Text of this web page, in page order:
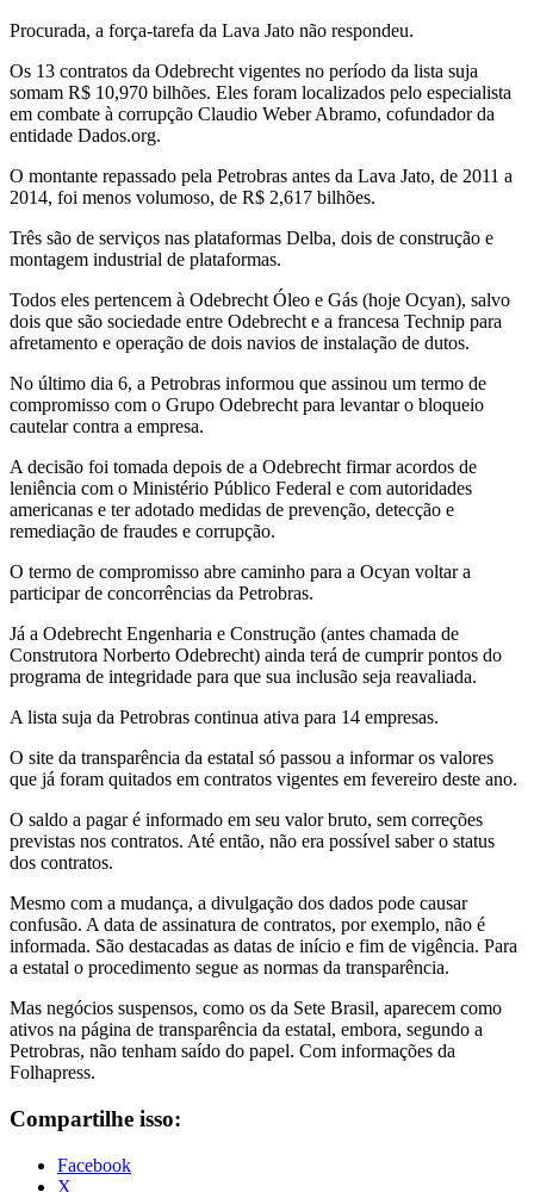
Procurada, a força-tarefa da Lava Jato não respondeu.
Os 13 contratos da Odebrecht vigentes no período da lista suja
somam R$ 10,970 bilhões. Eles foram localizados pelo especialista
em combate à corrupção Claudio Weber Abramo, cofundador da
entidade Dados.org.
O montante repassado pela Petrobras antes da Lava Jato, de 2011 a
2014, foi menos volumoso, de R$ 2,617 bilhões.
Três são de serviços nas plataformas Delba, dois de construção e
montagem industrial de plataformas.
Todos eles pertencem à Odebrecht Óleo e Gás (hoje Ocyan), salvo
dois que são sociedade entre Odebrecht e a francesa Technip para
afretamento e operação de dois navios de instalação de dutos.
No último dia 6, a Petrobras informou que assinou um termo de
compromisso com o Grupo Odebrecht para levantar o bloqueio
cautelar contra a empresa.
A decisão foi tomada depois de a Odebrecht firmar acordos de
leniência com o Ministério Público Federal e com autoridades
americanas e ter adotado medidas de prevenção, detecção e
remediação de fraudes e corrupção.
O termo de compromisso abre caminho para a Ocyan voltar a
participar de concorrências da Petrobras.
Já a Odebrecht Engenharia e Construção (antes chamada de
Construtora Norberto Odebrecht) ainda terá de cumprir pontos do
programa de integridade para que sua inclusão seja reavaliada.
A lista suja da Petrobras continua ativa para 14 empresas.
O site da transparência da estatal só passou a informar os valores
que já foram quitados em contratos vigentes em fevereiro deste ano.
O saldo a pagar é informado em seu valor bruto, sem correções
previstas nos contratos. Até então, não era possível saber o status
dos contratos.
Mesmo com a mudança, a divulgação dos dados pode causar
confusão. A data de assinatura de contratos, por exemplo, não é
informada. São destacadas as datas de início e fim de vigência. Para
a estatal o procedimento segue as normas da transparência.
Mas negócios suspensos, como os da Sete Brasil, aparecem como
ativos na página de transparência da estatal, embora, segundo a
Petrobras, não tenham saído do papel. Com informações da
Folhapress.
Compartilhe isso:
Facebook
X